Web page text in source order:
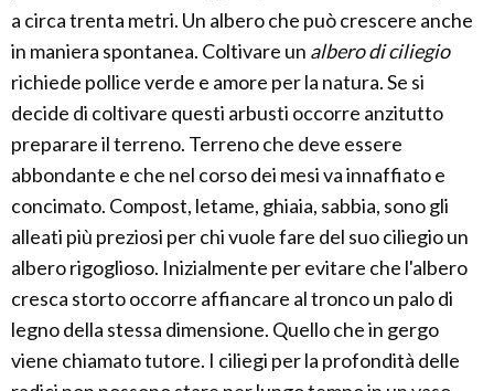
a circa trenta metri. Un albero che può crescere anche
in maniera spontanea. Coltivare un albero di ciliegio
richiede pollice verde e amore per la natura. Se si
decide di coltivare questi arbusti occorre anzitutto
preparare il terreno. Terreno che deve essere
abbondante e che nel corso dei mesi va innaffiato e
concimato. Compost, letame, ghiaia, sabbia, sono gli
alleati più preziosi per chi vuole fare del suo ciliegio un
albero rigoglioso. Inizialmente per evitare che l'albero
cresca storto occorre affiancare al tronco un palo di
legno della stessa dimensione. Quello che in gergo
viene chiamato tutore. I ciliegi per la profondità delle